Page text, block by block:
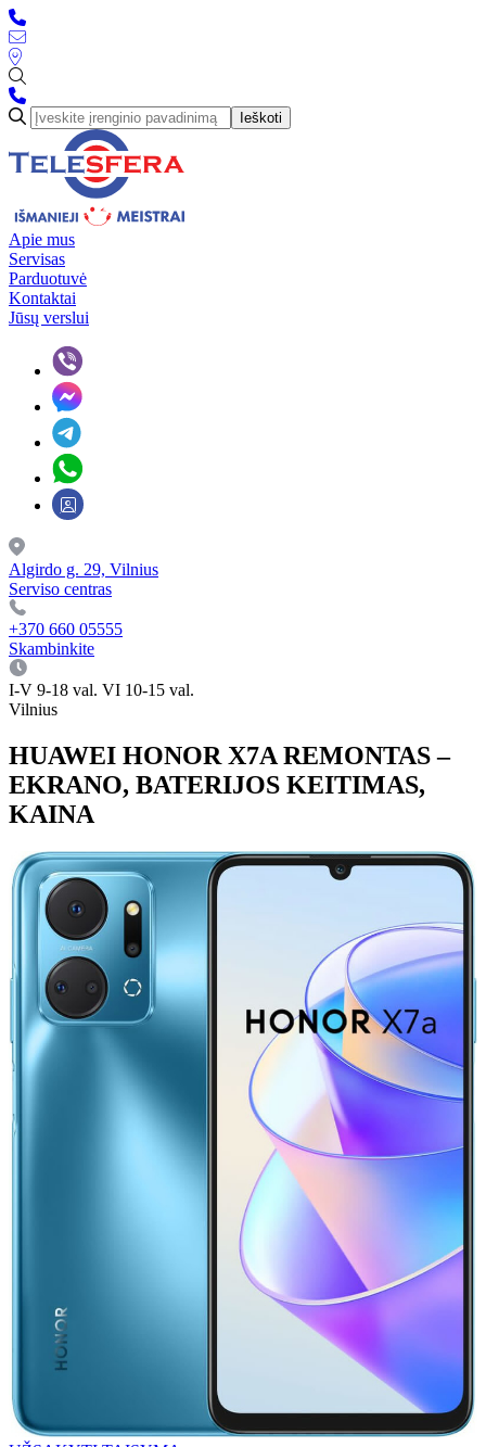
Ieškoti
Apie mus
Servisas
Parduotuvė
Kontaktai
Jūsų verslui
Algirdo g. 29, Vilnius
Serviso centras
+370 660 05555
Skambinkite
I-V 9-18 val. VI 10-15 val.
Vilnius
HUAWEI HONOR X7A REMONTAS –
EKRANO, BATERIJOS KEITIMAS,
KAINA